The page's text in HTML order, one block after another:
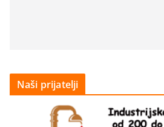
Naši prijatelji